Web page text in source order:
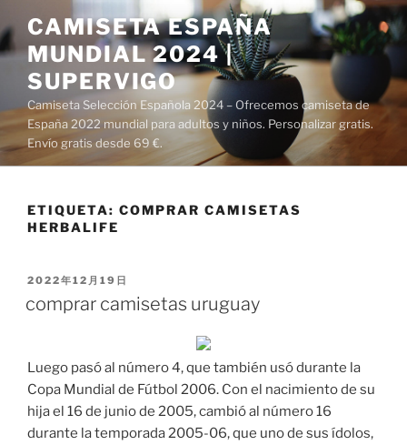
al
contenido
CAMISETA ESPAÑA
MUNDIAL 2024 |
SUPERVIGO
Camiseta Selección Española 2024 – Ofrecemos camiseta de
España 2022 mundial para adultos y niños. Personalizar gratis.
Envío gratis desde 69 €.
ETIQUETA: COMPRAR CAMISETAS
HERBALIFE
PUBLICADO
2022年12月19日
comprar camisetas uruguay
Luego pasó al número 4, que también usó durante la
Copa Mundial de Fútbol 2006. Con el nacimiento de su
hija el 16 de junio de 2005, cambió al número 16
durante la temporada 2005-06, que uno de sus ídolos,